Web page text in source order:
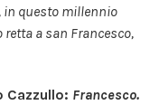
in questo millennio
a san Francesco,
Cazzullo: Francesco.